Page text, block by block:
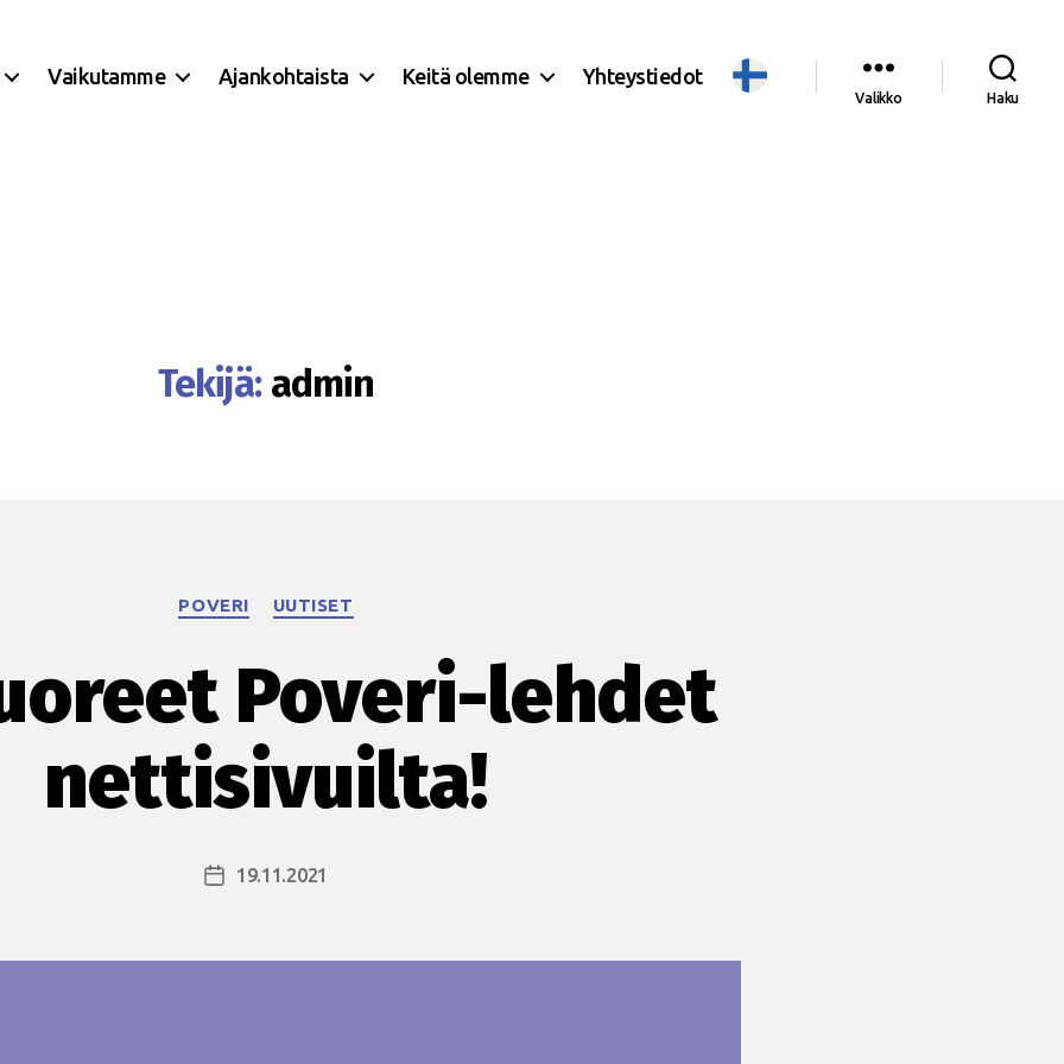
Vaikutamme Ajankohtaista Keitä olemme Yhteystiedot
Valikko Haku
Tekijä: admin
Kategoriat
POVERI UUTISET
Poveri-lehdet
nettisivuilta!
Julkaisupäivämäärä
19.11.2021